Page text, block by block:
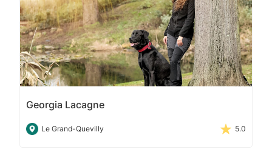
Georgia Lacagne
Le Grand-Quevilly 5.0